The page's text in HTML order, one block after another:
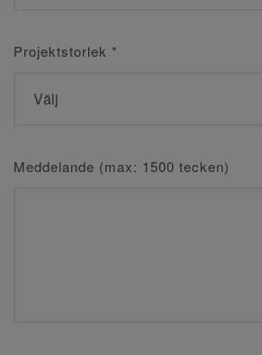
Projektstorlek *
Meddelande (max: 1500 tecken)